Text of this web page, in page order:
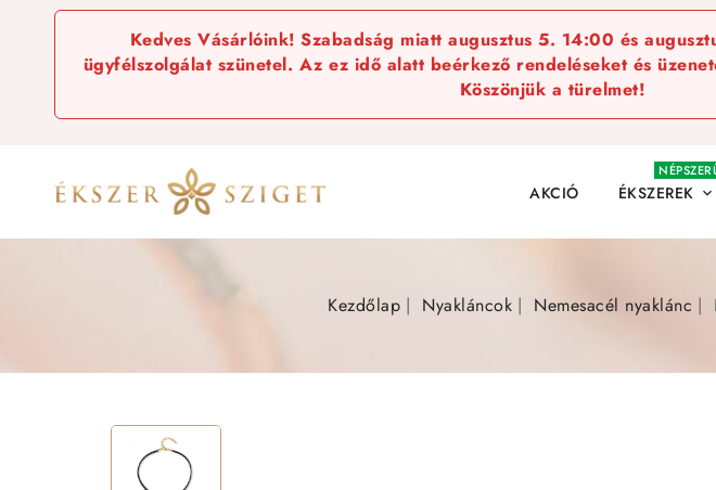
Kedves Vásárlóink! Szabadság miatt augusztus 5. 14:00 és
ügyfélszolgálat szünetel. Az ez idő alatt beérkező rendeléseket és
Köszönjük a türelmet!
AKCIÓ ÉKSZEREK 
Kezdőlap Nyakláncok Nemesacél nyaklánc